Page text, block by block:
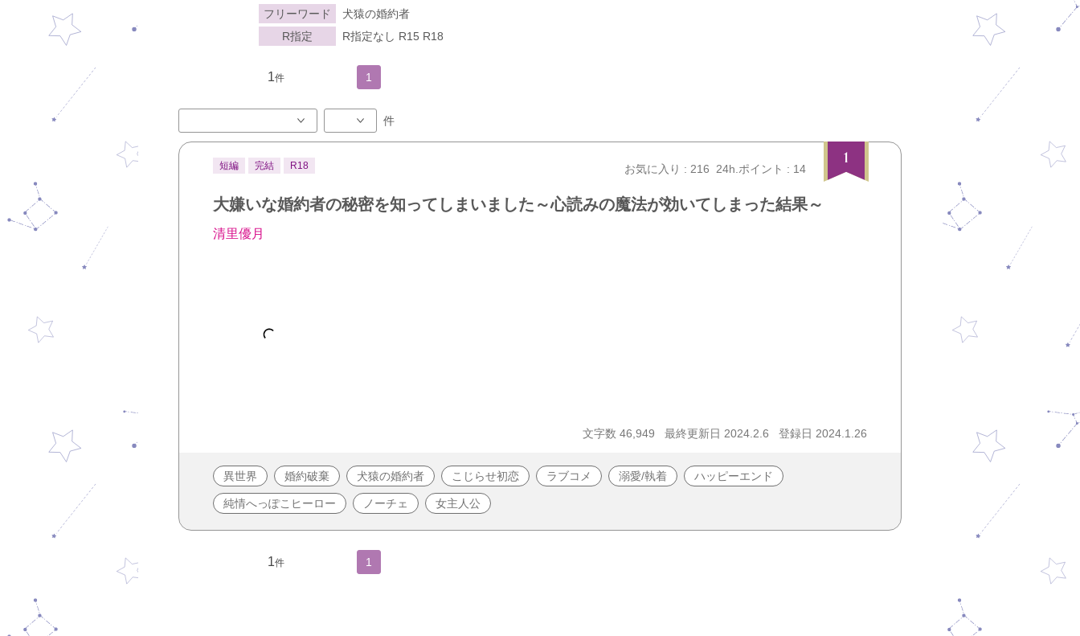
フリーワード
犬猿の婚約者
R指定
R指定なし R15 R18
1件 1
件
1
短編 完結 R18 お気に入り : 216 24h.ポイント : 14
大嫌いな婚約者の秘密を知ってしまいました～心読みの魔法が効いてしまった結果～
清里優月
文字数 46,949 最終更新日 2024.2.6 登録日 2024.1.26
異世界 婚約破棄 犬猿の婚約者 こじらせ初恋 ラブコメ 溺愛/執着 ハッピーエンド
純情へっぽこヒーロー ノーチェ 女主人公
1件 1